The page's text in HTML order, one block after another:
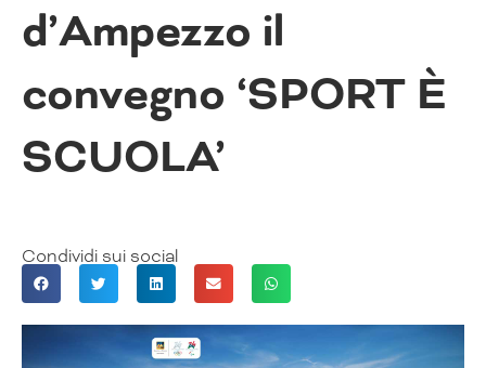
d’Ampezzo il
convegno ‘SPORT È
SCUOLA’
Condividi sui social